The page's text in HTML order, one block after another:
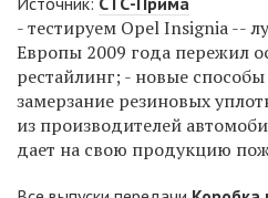
- тестируем Opel Insignia --
Европы 2009 года пережил
рестайлинг; - новые
замерзание резиновых
из производителей
дает на свою продукцию